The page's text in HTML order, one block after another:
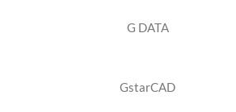
G DATA
GstarCAD